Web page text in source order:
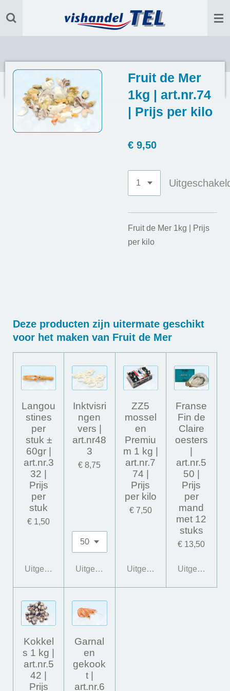
Ga
direct
Fruit de Mer
1kg | art.nr.74
| Prijs per kilo
€ 9,50
Fruit de Mer 1kg | Prijs
per kilo
Deze producten zijn uitermate geschikt
voor het maken van Fruit de Mer
Langou
stines
per
stuk ±
60gr |
art.nr.3
32 |
Prijs
per
stuk
€ 1,50
Uitgeschakeld
Inktvisri
ngen
vers |
art.nr48
3
€ 8,75
Uitgeschakeld
ZZ5
mossel
en
Premiu
m 1 kg |
art.nr.7
74 |
Prijs
per kilo
€ 7,50
Uitgeschakeld
Franse
Fin de
Claire
oesters
art.nr.5
50 |
Prijs
per
mand
met 12
stuks
€ 13,50
Uitgeschakeld
Kokkel
s 1 kg |
art.nr.5
42 |
Prijs
Garnal
en
gekook
t |
art.nr.6